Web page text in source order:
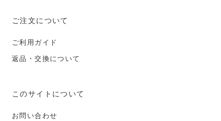
ご注文について
ご利用ガイド
返品・交換について
このサイトについて
お問い合わせ